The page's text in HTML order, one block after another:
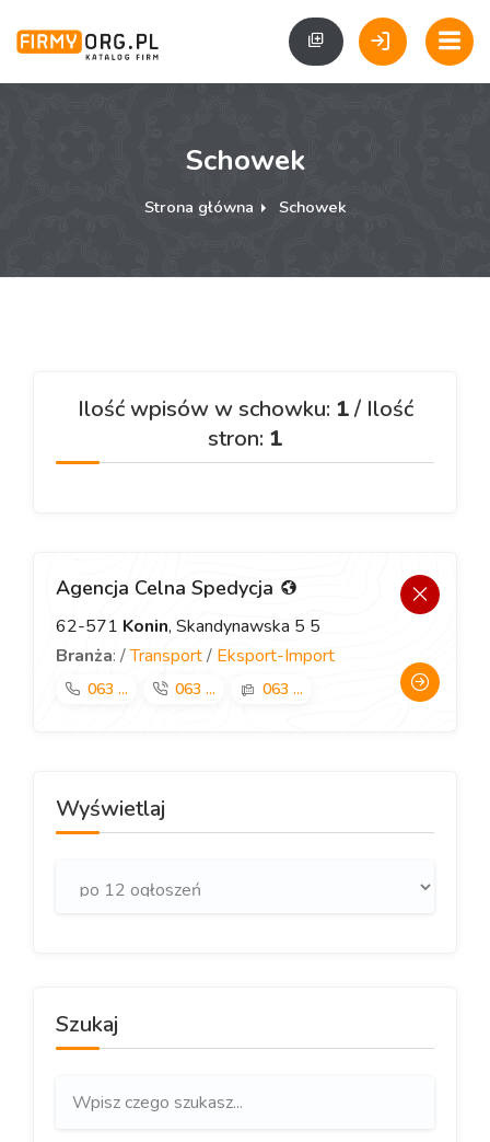
Schowek
Strona główna Schowek
Ilość wpisów w schowku: 1/ Ilość
stron: 1
Agencja Celna Spedycja
62-571 Konin, Skandynawska 5 5
Branża: /Transport/ Eksport-Import
063 ... 063 ... 063 ...
Wyświetlaj
Szukaj